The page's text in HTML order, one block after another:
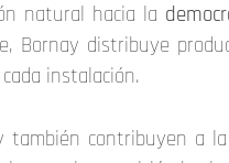
natural hacia la
Bornay distribuye
instalación.
también contribuyen a la